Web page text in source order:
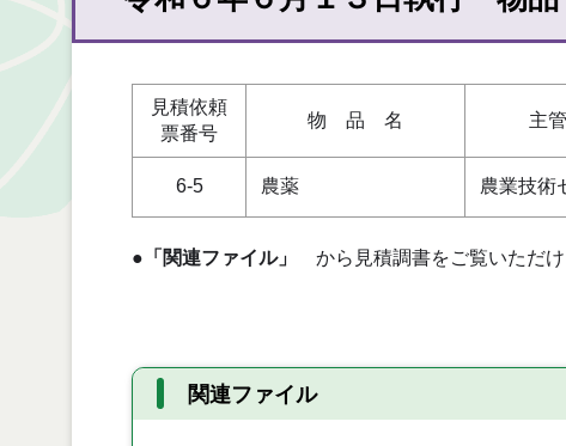
見積依頼
票番号
物 品 名 主
6-5 農薬 農業技術
● 「関連ファイル」 から見積調書をご覧いただ
関連ファイル